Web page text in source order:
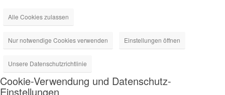
Alle Cookies zulassen
Nur notwendige Cookies verwenden Einstellungen öffnen
Unsere Datenschutzrichtlinie
Cookie-Verwendung und Datenschutz-
Einstellungen